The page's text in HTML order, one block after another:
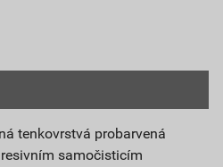
tenkovrstvá probarvená
samočisticím